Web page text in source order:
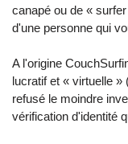
canapé ou de «
d'une personne qui
A l'origine
lucratif et « virtuelle
refusé le moindre
vérification d'identité